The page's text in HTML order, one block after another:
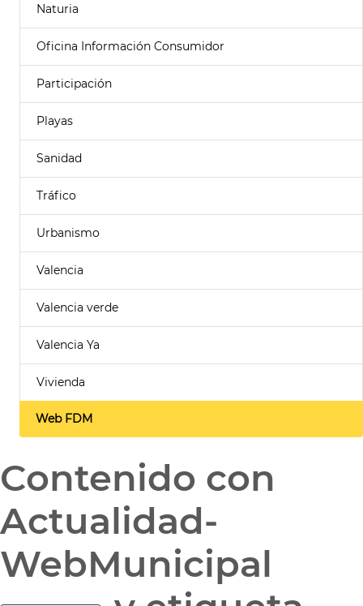
Naturia
Oficina Información Consumidor
Participación
Playas
Sanidad
Tráfico
Urbanismo
Valencia
Valencia verde
Valencia Ya
Vivienda
Web FDM
Contenido con
Actualidad-
WebMunicipal